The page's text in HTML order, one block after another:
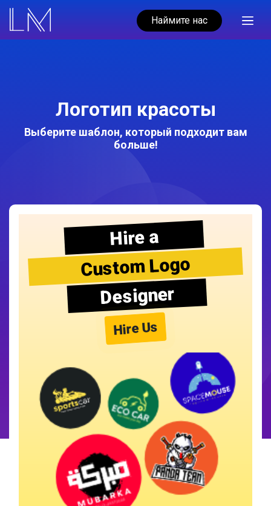
Наймите нас
Логотип красоты
Выберите шаблон, который подходит вам
больше!
Hire a
Custom Logo
Designer
Hire Us